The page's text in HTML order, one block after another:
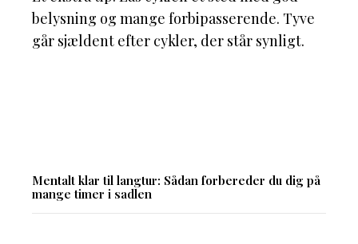
belysning og mange forbipasserende. Tyve
går sjældent efter cykler, der står synligt.
Mentalt klar til langtur: Sådan forbereder du dig på
mange timer i sadlen